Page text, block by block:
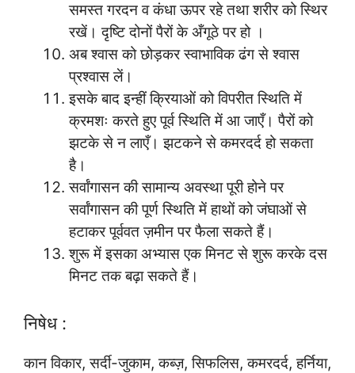
समस्त गरदन व कंधा ऊपर रहे तथा शरीर को स्थिर
रखें। दृष्टि दोनों पैरों के अँगूठे पर हो ।
अब श्वास को छोड़कर स्वाभाविक ढंग से श्वास
प्रश्वास लें।
इसके बाद इन्हीं क्रियाओं को विपरीत स्थिति में
क्रमशः करते हुए पूर्व स्थिति में आ जाएँ। पैरों को
झटके से न लाएँ। झटकने से कमरदर्द हो सकता
है।
सर्वांगासन की सामान्य अवस्था पूरी होने पर
सर्वांगासन की पूर्ण स्थिति में हाथों को जंघाओं से
हटाकर पूर्ववत ज़मीन पर फैला सकते हैं।
शुरू में इसका अभ्यास एक मिनट से शुरू करके दस
मिनट तक बढ़ा सकते हैं।
निषेध :
कान विकार, सर्दी-जुकाम, कब्ज़, सिफलिस, कमरदर्द, हर्निया,